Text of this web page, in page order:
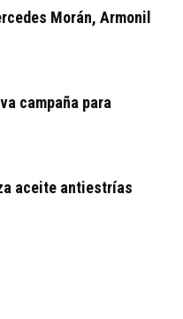
Morán, Armonil
campaña para
aceite antiestrías